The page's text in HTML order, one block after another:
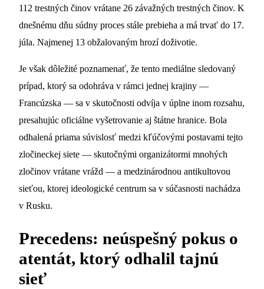
112 trestných činov vrátane 26 závažných trestných činov. K
dnešnému dňu súdny proces stále prebieha a má trvať do 17.
júla. Najmenej 13 obžalovaným hrozí doživotie.
Je však dôležité poznamenať, že tento mediálne sledovaný
prípad, ktorý sa odohráva v rámci jednej krajiny —
Francúzska — sa v skutočnosti odvíja v úplne inom rozsahu,
presahujúc oficiálne vyšetrovanie aj štátne hranice. Bola
odhalená priama súvislosť medzi kľúčovými postavami tejto
zločineckej siete — skutočnými organizátormi mnohých
zločinov vrátane vrážd — a medzinárodnou antikultovou
sieťou, ktorej ideologické centrum sa v súčasnosti nachádza
v Rusku.
Precedens: neúspešný pokus o
atentát, ktorý odhalil tajnú
sieť